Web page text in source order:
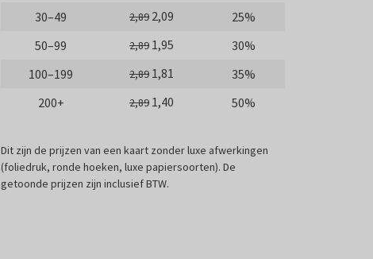
30–49
2,89 2,09
25%
50–99
2,89 1,95
30%
100–199
2,89 1,81
35%
200+
2,89 1,40 50%
Dit zijn de prijzen van een kaart zonder luxe afwerkingen
(foliedruk, ronde hoeken, luxe papiersoorten). De
getoonde prijzen zijn inclusief BTW.